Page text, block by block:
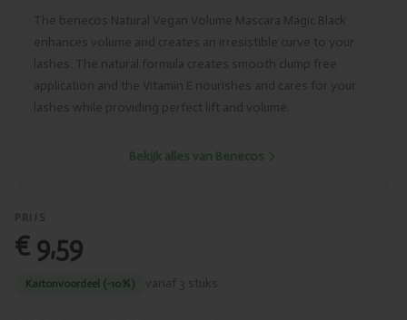
The benecos Natural Vegan Volume Mascara Magic Black
enhances volume and creates an irresistible curve to your
lashes. The natural formula creates smooth clump free
application and the Vitamin E nourishes and cares for your
lashes while providing perfect lift and volume.
Bekijk alles van Benecos
PRIJS
€ 9,59
Kartonvoordeel (-10%) vanaf 3 stuks